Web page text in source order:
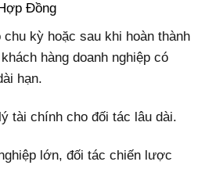
Đồng
chu kỳ hoặc sau khi hoàn thành
hàng doanh nghiệp có
hạn.
tài chính cho đối tác lâu dài.
lớn, đối tác chiến lược